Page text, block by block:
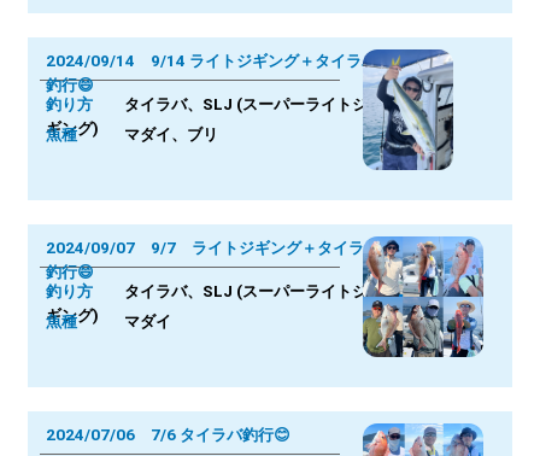
2024/09/14 9/14 ライトジギング＋タイラバ
釣行😄
釣り方 タイラバ、SLJ (スーパーライトジ
ギング)
魚種 マダイ、ブリ
2024/09/07 9/7 ライトジギング＋タイラバ
釣行😄
釣り方 タイラバ、SLJ (スーパーライトジ
ギング)
魚種 マダイ
2024/07/06 7/6 タイラバ釣行😊